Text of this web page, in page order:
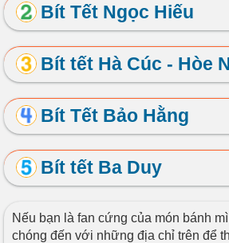
Bít Tết Ngọc Hiếu
Bít tết Hà Cúc - Hòe
Bít Tết Bảo Hằng
Bít tết Ba Duy
Nếu bạn là fan cứng của món bánh
chóng đến với những địa chỉ trên để